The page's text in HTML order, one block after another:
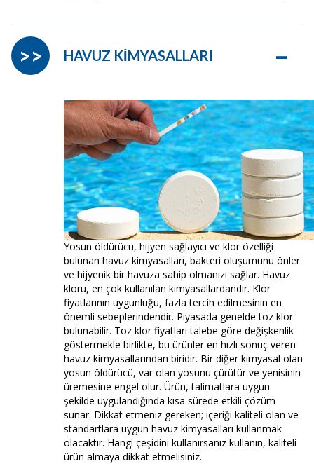
HAVUZ KİMYASALLARI –
>>
Yosun öldürücü, hijyen sağlayıcı ve klor özelliği
bulunan havuz kimyasalları, bakteri oluşumunu önler
ve hijyenik bir havuza sahip olmanızı sağlar. Havuz
kloru, en çok kullanılan kimyasallardandır. Klor
fiyatlarının uygunluğu, fazla tercih edilmesinin en
önemli sebeplerindendir. Piyasada genelde toz klor
bulunabilir. Toz klor fiyatları talebe göre değişkenlik
göstermekle birlikte, bu ürünler en hızlı sonuç veren
havuz kimyasallarından biridir. Bir diğer kimyasal olan
yosun öldürücü, var olan yosunu çürütür ve yenisinin
üremesine engel olur. Ürün, talimatlara uygun
şekilde uygulandığında kısa sürede etkili çözüm
sunar. Dikkat etmeniz gereken; içeriği kaliteli olan ve
standartlara uygun havuz kimyasalları kullanmak
olacaktır. Hangi çeşidini kullanırsanız kullanın, kaliteli
ürün almaya dikkat etmelisiniz.